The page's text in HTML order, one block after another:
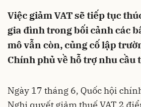
Việc giảm VAT sẽ tiếp tục
gia đình trong bối cảnh các
mô vẫn còn, củng cố lập
Chính phủ về hỗ trợ nhu cầu
Ngày 17 tháng 6, Quốc hội